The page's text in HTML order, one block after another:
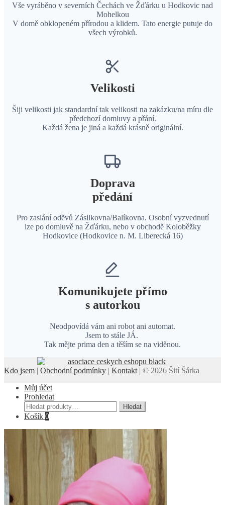
Vše vyráběno v severních Čechách ve Žďárku u Hodkovic nad
Mohelkou
V domě obklopeném přírodou a klidem. Tato energie putuje do
všech výrobků.
Velikosti
Šiji velikosti jak standardní tak velikosti na zakázku/na míru dle
předchozí domluvy a přání.
Každá žena je jiná a každá krásně originální.
Doprava
předání
Pro zaslání oděvů Zásilkovna/Balíkovna. Osobní vyzvednutí
lze po domluvě na Žďárku, nebo v obchodě Koloběžky
Hodkovice (Hodkovice n. M. Liberecká 16)
Komunikujete přímo
s autorkou
Neodpovídá vám ani robot ani automat.
Jsem to stále JÁ.
Tak mějte prima den a těším se na viděnou.
Kdo jsem | Obchodní podmínky | Kontakt | © 2026 Šití Šárka
Můj účet
Prohledat
Hledat:
Hledat
Košík 0